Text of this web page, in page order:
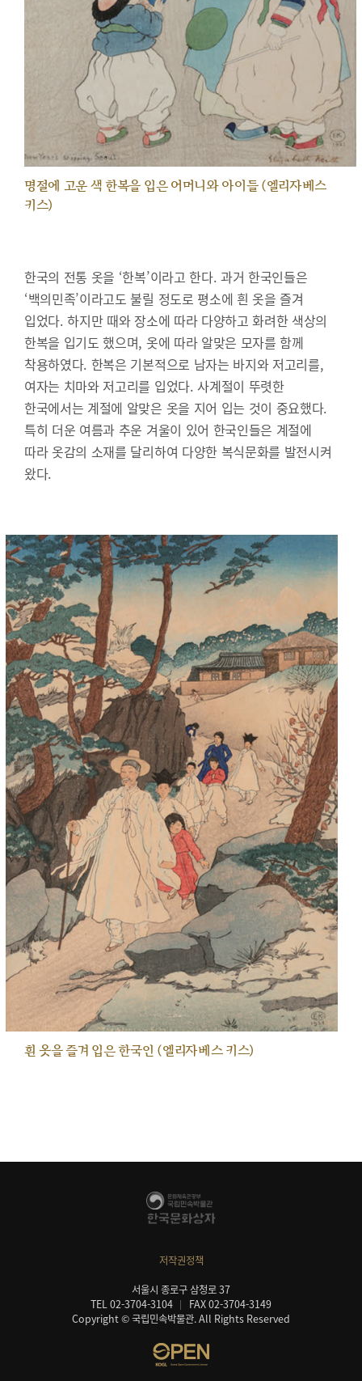
명절에 고운 색 한복을 입은 어머니와 아이들 (엘리자베스
키스)
한국의 전통 옷을 ‘한복’이라고 한다. 과거 한국인들은
‘백의민족’이라고도 불릴 정도로 평소에 흰 옷을 즐겨
입었다. 하지만 때와 장소에 따라 다양하고 화려한 색상의
한복을 입기도 했으며, 옷에 따라 알맞은 모자를 함께
착용하였다. 한복은 기본적으로 남자는 바지와 저고리를,
여자는 치마와 저고리를 입었다. 사계절이 뚜렷한
한국에서는 계절에 알맞은 옷을 지어 입는 것이 중요했다.
특히 더운 여름과 추운 겨울이 있어 한국인들은 계절에
따라 옷감의 소재를 달리하여 다양한 복식문화를 발전시켜
왔다.
흰 옷을 즐겨 입은 한국인 (엘리자베스 키스)
저작권정책
서울시 종로구 삼청로 37
TEL 02-3704-3104
FAX 02-3704-3149
Copyright © 국립민속박물관. All Rights Reserved